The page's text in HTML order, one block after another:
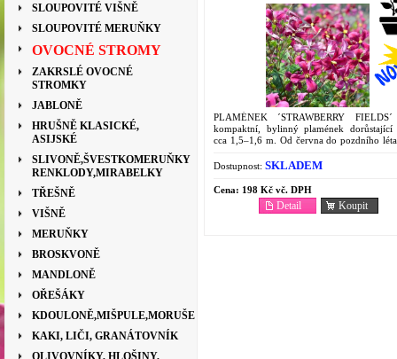
SLOUPOVITÉ VIŠNĚ
SLOUPOVITÉ MERUŇKY
OVOCNÉ STROMY
ZAKRSLÉ OVOCNÉ
STROMKY
JABLONĚ
HRUŠNĚ KLASICKÉ,
ASIJSKÉ
SLIVONĚ,ŠVESTKOMERUŇKY
RENKLODY,MIRABELKY
TŘEŠNĚ
VIŠNĚ
MERUŇKY
BROSKVONĚ
MANDLONĚ
OŘEŠÁKY
KDOULONĚ,MIŠPULE,MORUŠE
KAKI, LIČI, GRANÁTOVNÍK
OLIVOVNÍKY, HLOŠINY,
PLAMÉNEK ´STRAWBERRY
kompaktní, bylinný plamének dorůstající
cca 1,5–1,6 m. Od června do pozdního
zvonkovitých, tmavě červenorůžových...
Dostupnost: SKLADEM
Cena: 198 Kč vč. DPH
Koupit
Detail